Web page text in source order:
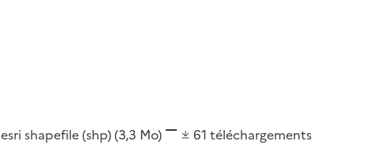
esri shapefile (shp)(3,3 Mo) 61 téléchargements